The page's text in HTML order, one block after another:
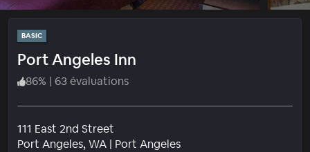
BASIC
Port Angeles Inn
86% | 63 évaluations
111 East 2nd Street
Port Angeles, WA | Port AngelesQuartier